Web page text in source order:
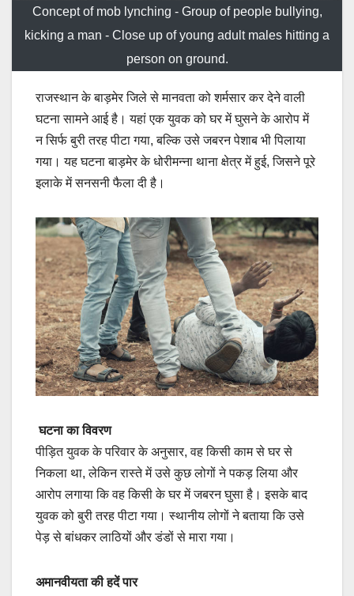
Concept of mob lynching - Group of people bullying,
kicking a man - Close up of young adult males hitting a
person on ground.
राजस्थान के बाड़मेर जिले से मानवता को शर्मसार कर देने वाली
घटना सामने आई है। यहां एक युवक को घर में घुसने के आरोप में
न सिर्फ बुरी तरह पीटा गया, बल्कि उसे जबरन पेशाब भी पिलाया
गया। यह घटना बाड़मेर के धोरीमन्ना थाना क्षेत्र में हुई, जिसने पूरे
इलाके में सनसनी फैला दी है।
घटना का विवरण
पीड़ित युवक के परिवार के अनुसार, वह किसी काम से घर से
निकला था, लेकिन रास्ते में उसे कुछ लोगों ने पकड़ लिया और
आरोप लगाया कि वह किसी के घर में जबरन घुसा है। इसके बाद
युवक को बुरी तरह पीटा गया। स्थानीय लोगों ने बताया कि उसे
पेड़ से बांधकर लाठियों और डंडों से मारा गया।
अमानवीयता की हदें पार